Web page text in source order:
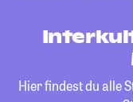
Hier findest du alle